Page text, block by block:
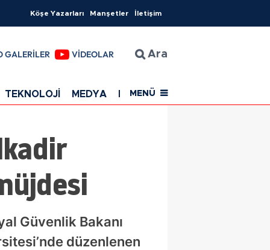
Köşe Yazarları Manşetler İletişim
GALERİLER VİDEOLAR Ara
TEKNOLOJİ MEDYA EĞİTİM SAĞLIK
MENÜ
Güvenlik Bakanı
düzenlenen